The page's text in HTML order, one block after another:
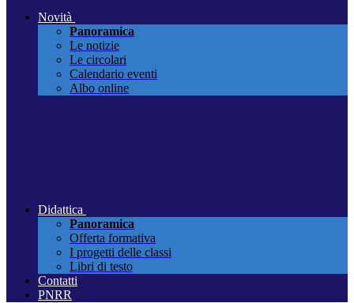
Novità
Panoramica
Le notizie
Le circolari
Calendario eventi
Albo online
Didattica
Panoramica
Offerta formativa
I progetti delle classi
Libri di testo
Contatti
PNRR